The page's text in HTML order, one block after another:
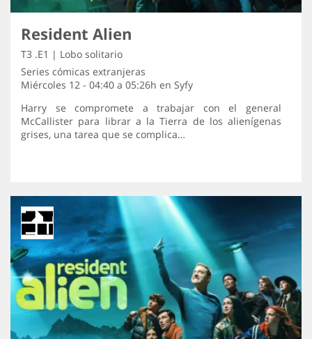
Resident Alien
T3 .E1 | Lobo solitario
Series cómicas extranjeras
Miércoles 12 - 04:40 a 05:26h en Syfy
Harry se compromete a trabajar con el general
McCallister para librar a la Tierra de los alienígenas
grises, una tarea que se complica…